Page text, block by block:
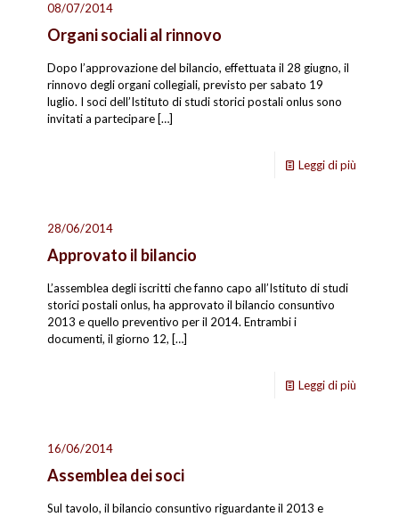
08/07/2014
Organi sociali al rinnovo
Dopo l’approvazione del bilancio, effettuata il 28 giugno, il
rinnovo degli organi collegiali, previsto per sabato 19
luglio. I soci dell’Istituto di studi storici postali onlus sono
invitati a partecipare […]
Leggi di più
28/06/2014
Approvato il bilancio
L’assemblea degli iscritti che fanno capo all’Istituto di studi
storici postali onlus, ha approvato il bilancio consuntivo
2013 e quello preventivo per il 2014. Entrambi i
documenti, il giorno 12, […]
Leggi di più
16/06/2014
Assemblea dei soci
Sul tavolo, il bilancio consuntivo riguardante il 2013 e